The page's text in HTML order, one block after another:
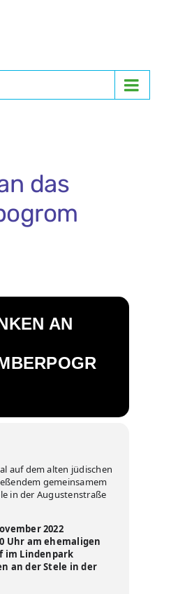
das
AN
auf dem alten jüdischen
gemeinsamem
in der Augustenstraße
2022
Uhr am ehemaligen
im Lindenpark
an der Stele in der